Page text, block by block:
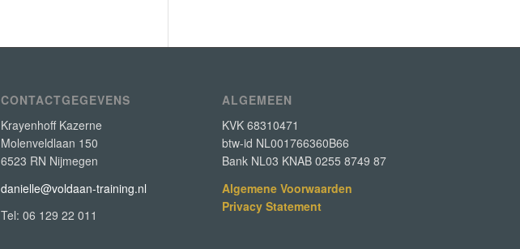
CONTACTGEGEVENS
Krayenhoff Kazerne
Molenveldlaan 150
6523 RN Nijmegen
danielle@voldaan-training.nl
Tel: 06 129 22 011
ALGEMEEN
KVK 68310471
btw-id NL001766360B66
Bank NL03 KNAB 0255 8749 87
Algemene Voorwaarden
Privacy Statement